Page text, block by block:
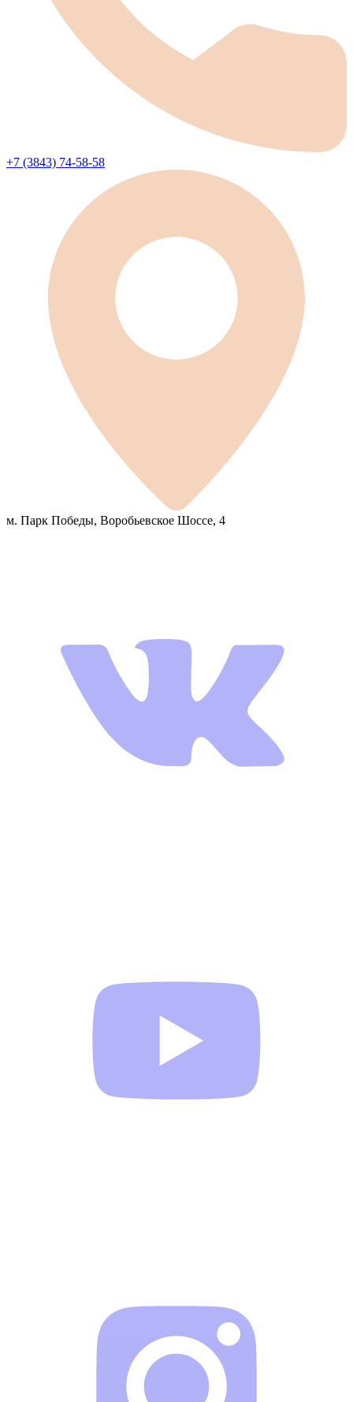
+7 (3843) 74-58-58
м. Парк Победы, Воробьевское Шоссе, 4